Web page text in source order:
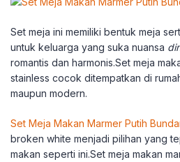
Set meja ini memiliki bentuk meja
untuk keluarga yang suka nuansa
romantis dan harmonis.Set meja
stainless cocok ditempatkan di
maupun modern.
Set Meja Makan Marmer Putih
broken white menjadi pilihan yang
makan seperti ini.Set meja makan